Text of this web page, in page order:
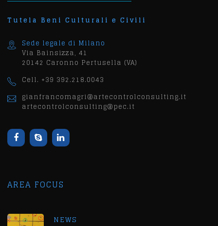
Tutela Beni Culturali e Civili
Sede legale di Milano
Via Bainsizza, 41
20142 Caronno Pertusella (VA)
Cell. +39 392.218.0043
gianfrancomagri@artecontrolconsulting.it
artecontrolconsulting@pec.it
AREA FOCUS
NEWS